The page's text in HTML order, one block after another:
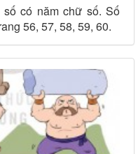
có năm chữ số. Số
56, 57, 58, 59, 60.